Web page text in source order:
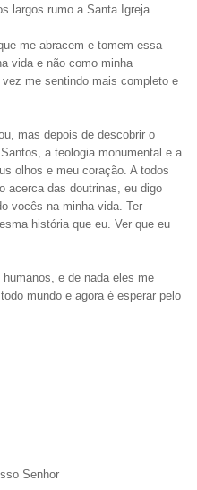
largos rumo a Santa Igreja.
me abracem e tomem essa
vida e não como minha
me sentindo mais completo e
mas depois de descobrir o
a teologia monumental e a
olhos e meu coração. A todos
acerca das doutrinas, eu digo
vocês na minha vida. Ter
história que eu. Ver que eu
e de nada eles me
mundo e agora é esperar pelo
Senhor